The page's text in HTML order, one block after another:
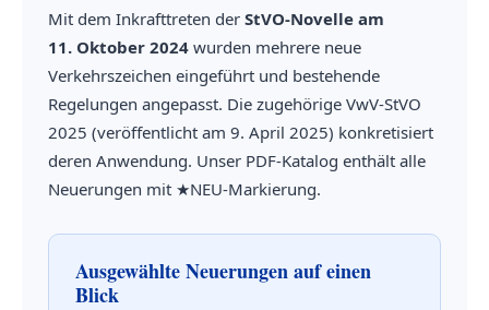
Mit dem Inkrafttreten der StVO-Novelle am
11. Oktober 2024 wurden mehrere neue
Verkehrszeichen eingeführt und bestehende
Regelungen angepasst. Die zugehörige VwV-StVO
2025 (veröffentlicht am 9. April 2025) konkretisiert
deren Anwendung. Unser PDF-Katalog enthält alle
Neuerungen mit ★NEU-Markierung.
Ausgewählte Neuerungen auf einen
Blick